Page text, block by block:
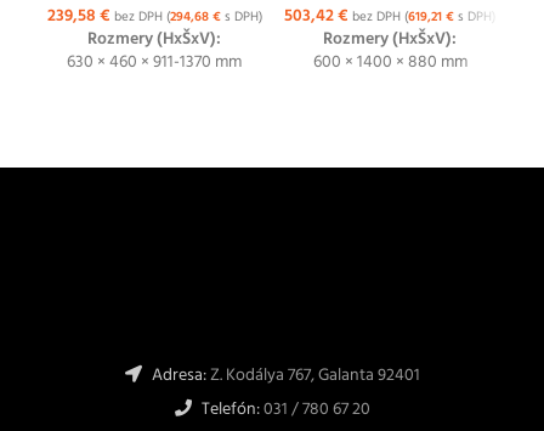
239,58€ bez DPH (294,68€s DPH)
Rozmery (HxŠxV):
630 × 460 × 911-1370 mm
503,42€ bez DPH (619,21€s DPH)
Rozmery (HxŠxV):
600 × 1400 × 880 mm
Adresa:Z. Kodálya 767, Galanta 92401
Telefón:031 / 780 67 20